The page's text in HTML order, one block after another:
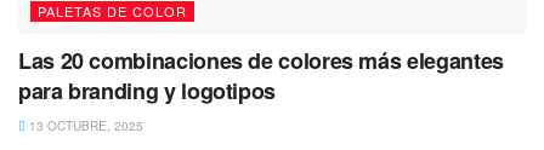
PALETAS DE COLOR
Las 20 combinaciones de colores más elegantes
para branding y logotipos
13 OCTUBRE, 2025